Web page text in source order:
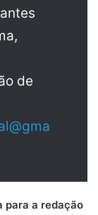
de
para a redação